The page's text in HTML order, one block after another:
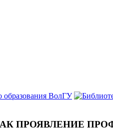
образования ВолГУ
ПРОЯВЛЕНИЕ